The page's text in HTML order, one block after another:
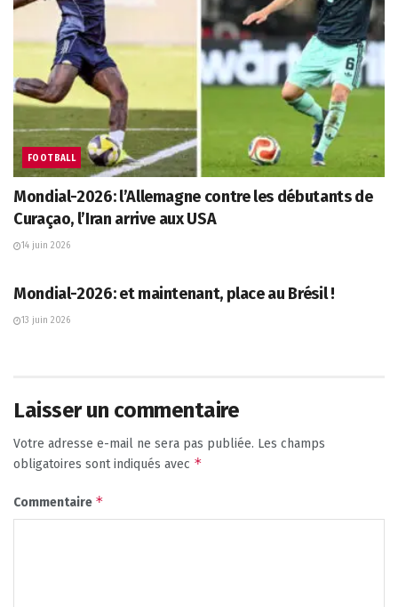
FOOTBALL
Mondial-2026: l’Allemagne contre les débutants de
Curaçao, l’Iran arrive aux USA
14 juin 2026
Mondial-2026: et maintenant, place au Brésil !
13 juin 2026
Laisser un commentaire
Votre adresse e-mail ne sera pas publiée. Les champs
obligatoires sont indiqués avec *
Commentaire *